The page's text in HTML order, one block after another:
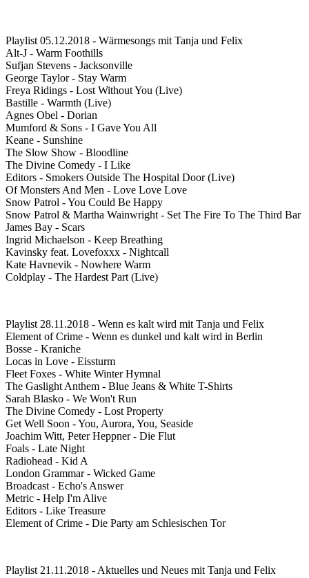
Playlist 05.12.2018 - Wärmesongs mit Tanja und Felix
Alt-J - Warm Foothills
Sufjan Stevens - Jacksonville
George Taylor - Stay Warm
Freya Ridings - Lost Without You (Live)
Bastille - Warmth (Live)
Agnes Obel - Dorian
Mumford & Sons - I Gave You All
Keane - Sunshine
The Slow Show - Bloodline
The Divine Comedy - I Like
Editors - Smokers Outside The Hospital Door (Live)
Of Monsters And Men - Love Love Love
Snow Patrol - You Could Be Happy
Snow Patrol & Martha Wainwright - Set The Fire To The Third Bar
James Bay - Scars
Ingrid Michaelson - Keep Breathing
Kavinsky feat. Lovefoxxx - Nightcall
Kate Havnevik - Nowhere Warm
Coldplay - The Hardest Part (Live)
Playlist 28.11.2018 - Wenn es kalt wird mit Tanja und Felix
Element of Crime - Wenn es dunkel und kalt wird in Berlin
Bosse - Kraniche
Locas in Love - Eissturm
Fleet Foxes - White Winter Hymnal
The Gaslight Anthem - Blue Jeans & White T-Shirts
Sarah Blasko - We Won't Run
The Divine Comedy - Lost Property
Get Well Soon - You, Aurora, You, Seaside
Joachim Witt, Peter Heppner - Die Flut
Foals - Late Night
Radiohead - Kid A
London Grammar - Wicked Game
Broadcast - Echo's Answer
Metric - Help I'm Alive
Editors - Like Treasure
Element of Crime - Die Party am Schlesischen Tor
Playlist 21.11.2018 - Aktuelles und Neues mit Tanja und Felix